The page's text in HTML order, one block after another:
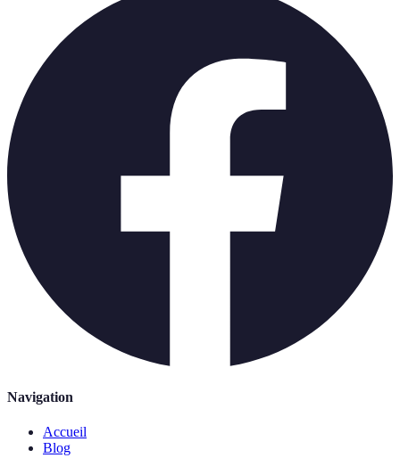
Navigation
Accueil
Blog